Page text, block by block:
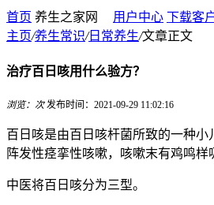
首页 养生之家网 用户中心 下载客
主页/养生常识/日常养生/文章正文
治疗百日咳用什么验方？
浏览： 次 发布时间：2021-09-29 11:02:16
百日咳是由百日咳杆菌所致的一种小
阵发性痉挛性咳嗽，咳嗽末有鸡鸣样
中医将百日咳分为三型。